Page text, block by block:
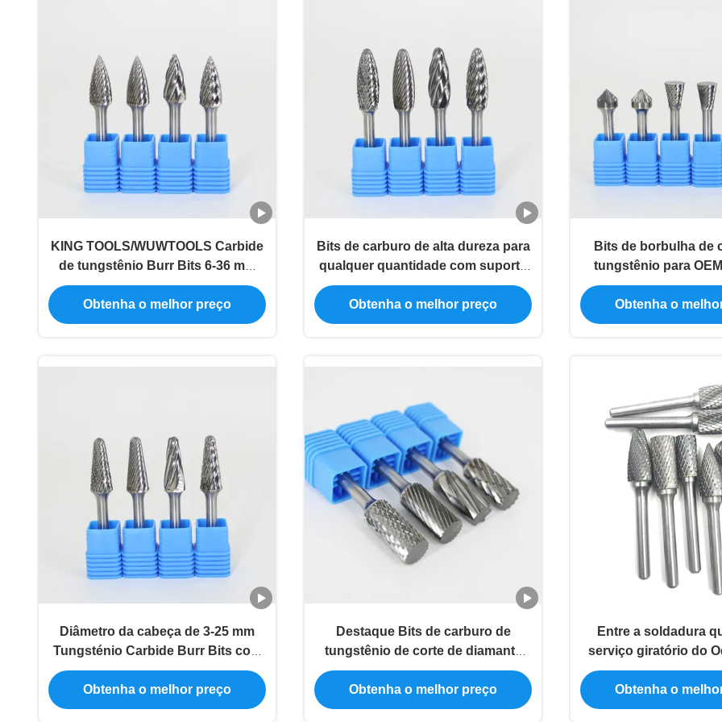
KING TOOLS/WUWTOOLS Carbide
de tungstênio Burr Bits 6-36 mm
com suporte OEM personalizado
Obtenha o melhor preço
Bits de carburo de alta dureza para
qualquer quantidade com suporte
personalizado
Obtenha o melhor preço
Bits de borbulha de
tungstênio para
dente de suporte
Aluma /
Obtenha o
Diâmetro da cabeça de 3-25 mm
Tungsténio Carbide Burr Bits com
boa estabilidade mecânica e
química
Obtenha o melhor preço
Destaque Bits de carburo de
tungstênio de corte de diamante
simples / duplo / aluma
Obtenha o melhor preço
Entre a soldadura
serviço giratório do
dos bocados do
ferramenta/rebarba
Obtenha o